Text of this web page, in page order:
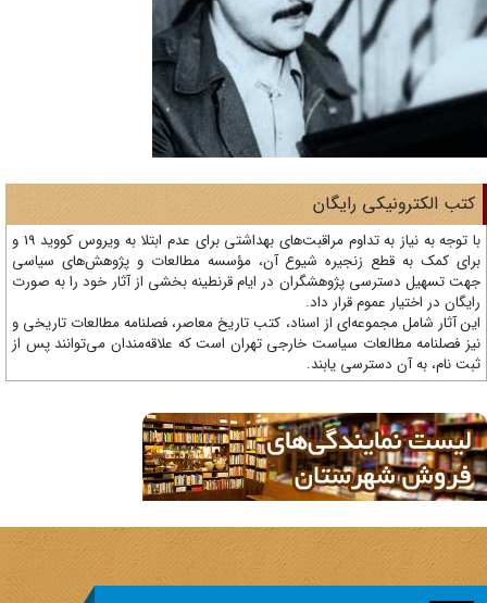
الکترونیکی رایگان
با توجه به نیاز به تداوم مراقبت‌های بهداشتی برای عدم ابتلا به ویروس کووید 19 و
کمک به قطع زنجیره شیوع آن، مؤسسه مطالعات و پژوهش‌های سیاسی
تسهیل دسترسی پژوهشگران در ایام قرنطینه بخشی از آثار خود را به صورت
در اختیار عموم قرار داد.
آثار شامل مجموعه‌ای از اسناد، کتب تاریخ معاصر، فصلنامه‌ مطالعات تاریخی و
فصلنامه مطالعات سیاست خارجی تهران است که علاقه‌مندان می‌توانند پس از
نام، به آن دسترسی یابند.